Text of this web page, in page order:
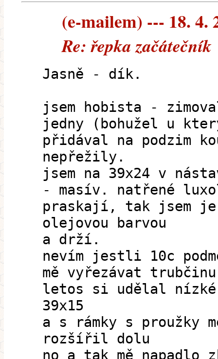
(e-mailem) --- 18. 4.
Re: řepka začátečník
Jasně - dík.
jsem hobista -
jedny (bohužel u
přidával na podzim
nepřežily.
jsem na 39x24 v
- masív. natřené
praskají, tak jsem je
olejovou barvou
a drží.
nevím jestli 10c
mě vyřezávat
letos si udělal nízké
39x15
a s rámky s proužky
rozšířil dolu
no a tak mě napadlo